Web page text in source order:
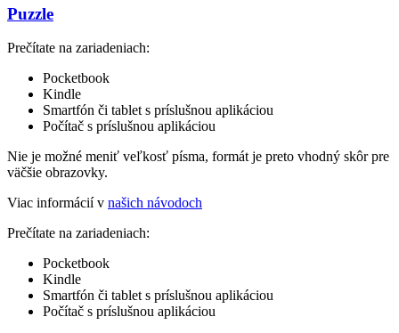
Puzzle
Prečítate na zariadeniach:
Pocketbook
Kindle
Smartfón či tablet s príslušnou aplikáciou
Počítač s príslušnou aplikáciou
Nie je možné meniť veľkosť písma, formát je preto vhodný skôr pre
väčšie obrazovky.
Viac informácií v našich návodoch
Prečítate na zariadeniach:
Pocketbook
Kindle
Smartfón či tablet s príslušnou aplikáciou
Počítač s príslušnou aplikáciou